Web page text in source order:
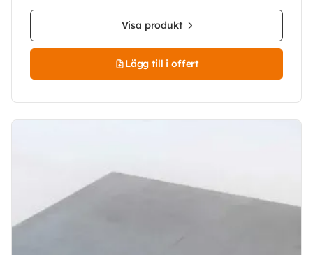
Visa produkt
Lägg till i offert